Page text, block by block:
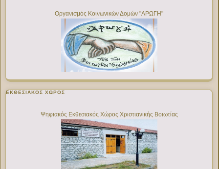
Οργανισμός Κοινωνικών Δομών "ΑΡΩΓΗ"
ΕΚΘΕΣΙΑΚΌΣ ΧΏΡΟΣ
Ψηφιακός Εκθεσιακός Χώρος Χριστιανικής Βοιωτίας